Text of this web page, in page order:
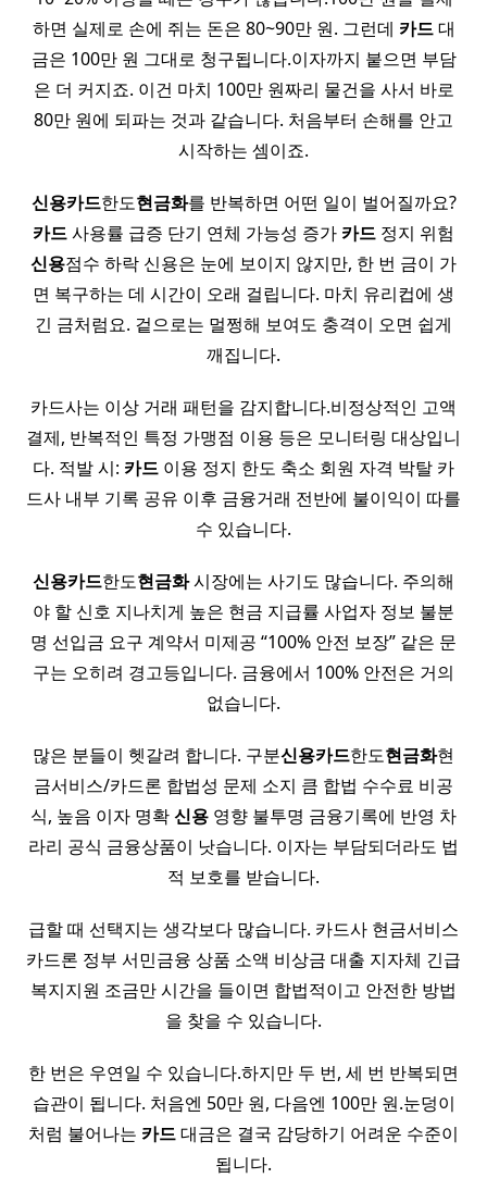
하면 실제로 손에 쥐는 돈은 80~90만 원. 그런데 카드대
금은 100만 원 그대로 청구됩니다.이자까지 붙으면 부담
은 더 커지죠. 이건 마치 100만 원짜리 물건을 사서 바로
80만 원에 되파는 것과 같습니다. 처음부터 손해를 안고
시작하는 셈이죠.
신용카드한도현금화를 반복하면 어떤 일이 벌어질까요?
카드사용률 급증 단기 연체 가능성 증가 카드 정지 위험
신용점수 하락 신용은 눈에 보이지 않지만, 한 번 금이 가
면 복구하는 데 시간이 오래 걸립니다. 마치 유리컵에 생
긴 금처럼요. 겉으로는 멀쩡해 보여도 충격이 오면 쉽게
깨집니다.
카드사는 이상 거래 패턴을 감지합니다.비정상적인 고액
결제, 반복적인 특정 가맹점 이용 등은 모니터링 대상입니
다. 적발 시: 카드 이용 정지 한도 축소 회원 자격 박탈 카
드사 내부 기록 공유 이후 금융거래 전반에 불이익이 따를
수 있습니다.
신용카드한도현금화시장에는 사기도 많습니다. 주의해
야 할 신호 지나치게 높은 현금 지급률 사업자 정보 불분
명 선입금 요구 계약서 미제공 “100% 안전 보장” 같은 문
구는 오히려 경고등입니다. 금융에서 100% 안전은 거의
없습니다.
많은 분들이 헷갈려 합니다. 구분신용카드한도현금화현
금서비스/카드론 합법성 문제 소지 큼 합법 수수료 비공
식, 높음 이자 명확신용 영향 불투명 금융기록에 반영 차
라리 공식 금융상품이 낫습니다. 이자는 부담되더라도 법
적 보호를 받습니다.
급할 때 선택지는 생각보다 많습니다. 카드사 현금서비스
카드론 정부 서민금융 상품 소액 비상금 대출 지자체 긴급
복지지원 조금만 시간을 들이면 합법적이고 안전한 방법
을 찾을 수 있습니다.
한 번은 우연일 수 있습니다.하지만 두 번, 세 번 반복되면
습관이 됩니다. 처음엔 50만 원, 다음엔 100만 원.눈덩이
처럼 불어나는 카드대금은 결국 감당하기 어려운 수준이
됩니다.